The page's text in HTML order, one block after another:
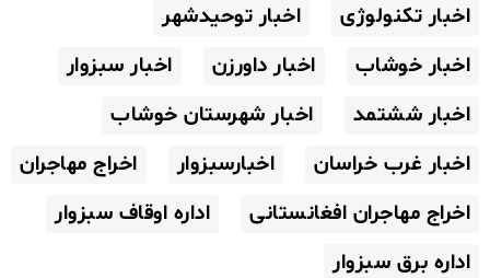
اخبار تکنولوژی
اخبار توحیدشهر
اخبار خوشاب
اخبار داورزن
اخبار سبزوار
اخبار ششتمد
اخبار شهرستان خوشاب
اخبار غرب خراسان
اخبارسبزوار
اخراج مهاجران
اخراج مهاجران افغانستانی
اداره اوقاف سبزوار
اداره برق سبزوار